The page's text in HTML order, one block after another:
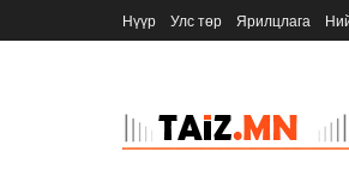
Нүүр Улс төр Ярилцлага